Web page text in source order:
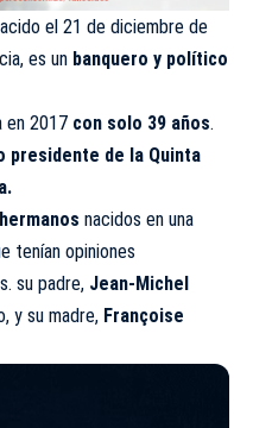
el 21 de diciembre de
es un banquero y político
en 2017 con solo 39 años.
presidente de la Quinta
nacidos en una
tenían opiniones
su padre, Jean-Michel
y su madre, Françoise